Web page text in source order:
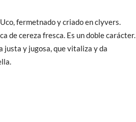
fermetnado y criado en clyvers.
de cereza fresca. Es un doble carácter.
justa y jugosa, que vitaliza y da